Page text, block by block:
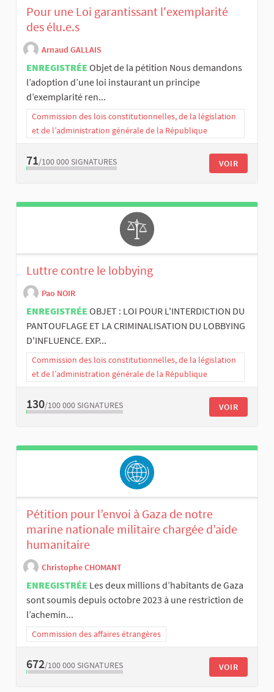
Pour une Loi garantissant l'exemplarité
des élu.e.s
Arnaud GALLAIS
ENREGISTRÉE Objet de la pétition Nous demandons
l’adoption d’une loi instaurant un principe
d’exemplarité ren...
Commission des lois constitutionnelles, de la législation
et de l’administration générale de la République
71/100 000 SIGNATURES VOIR
Luttre contre le lobbying
Pao NOIR
ENREGISTRÉE OBJET : LOI POUR L'INTERDICTION DU
PANTOUFLAGE ET LA CRIMINALISATION DU LOBBYING
D'INFLUENCE. EXP...
Commission des lois constitutionnelles, de la législation
et de l’administration générale de la République
130/100 000 SIGNATURES VOIR
Pétition pour l’envoi à Gaza de notre
marine nationale militaire chargée d’aide
humanitaire
Christophe CHOMANT
ENREGISTRÉE Les deux millions d’habitants de Gaza
sont soumis depuis octobre 2023 à une restriction de
l’achemin...
Commission des affaires étrangères
672/100 000 SIGNATURES VOIR